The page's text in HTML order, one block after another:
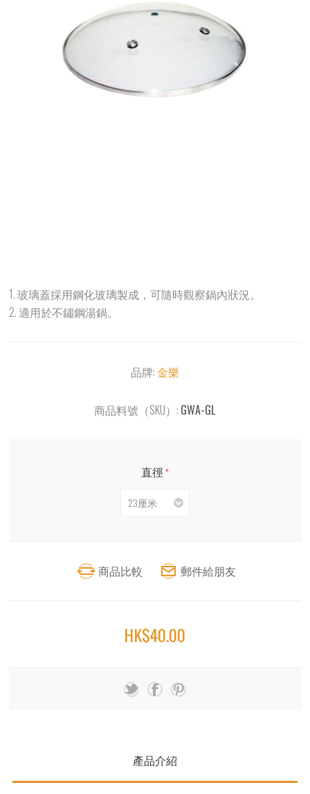
1. 玻璃蓋採用鋼化玻璃製成，可隨時觀察鍋內狀況。
2. 適用於不鏽鋼湯鍋。
品牌:金樂
商品料號（SKU）: GWA-GL
直徑*
HK$40.00
產品介紹